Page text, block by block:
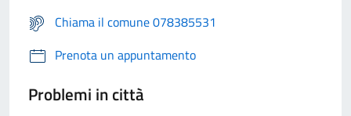
Chiama il comune 078385531
Prenota un appuntamento
Problemi in città